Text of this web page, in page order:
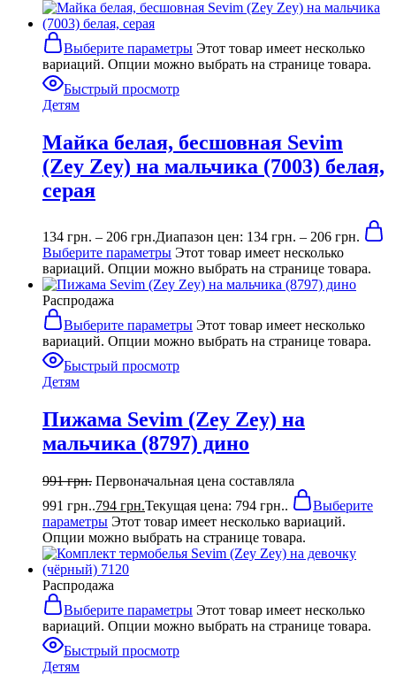
Выберите параметры Этот товар имеет несколько
вариаций. Опции можно выбрать на странице товара.
Быстрый просмотр
Детям
Майка белая, бесшовная Sevim
(Zey Zey) на мальчика (7003) белая,
серая
134 грн. – 206 грн.Диапазон цен: 134 грн. – 206 грн.
Выберите параметры Этот товар имеет несколько
вариаций. Опции можно выбрать на странице товара.
Распродажа
Выберите параметры Этот товар имеет несколько
вариаций. Опции можно выбрать на странице товара.
Быстрый просмотр
Детям
Пижама Sevim (Zey Zey) на
мальчика (8797) дино
991грн. Первоначальная цена составляла
991 грн..794 грн.Текущая цена: 794 грн..
Выберите
параметры Этот товар имеет несколько вариаций.
Опции можно выбрать на странице товара.
Распродажа
Выберите параметры Этот товар имеет несколько
вариаций. Опции можно выбрать на странице товара.
Быстрый просмотр
Детям